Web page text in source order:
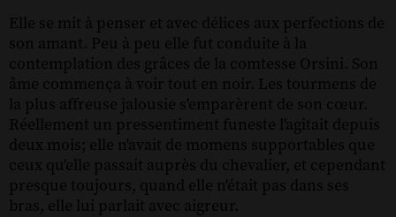
Elle se mit à penser et avec délices aux perfections de
son amant. Peu à peu elle fut conduite à la
contemplation des grâces de la comtesse Orsini. Son
âme commença à voir tout en noir. Les tourmens de
la plus affreuse jalousie s'emparèrent de son cœur.
Réellement un pressentiment funeste l'agitait depuis
deux mois; elle n'avait de momens supportables que
ceux qu'elle passait auprès du chevalier, et cependant
presque toujours, quand elle n'était pas dans ses
bras, elle lui parlait avec aigreur.